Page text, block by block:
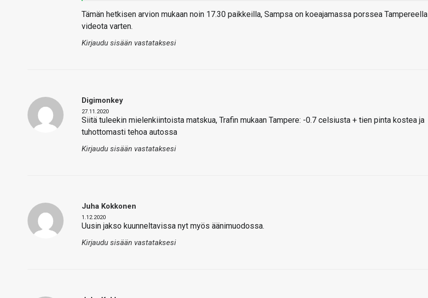
Tämän hetkisen arvion mukaan noin 17.30 paikkeilla, Sampsa on koeajamassa porssea Tampereella
videota varten.
Kirjaudu sisään vastataksesi
Digimonkey
27.11.2020
Siitä tuleekin mielenkiintoista matskua, Trafin mukaan Tampere: -0.7 celsiusta + tien pinta kostea ja
tuhottomasti tehoa autossa
Kirjaudu sisään vastataksesi
Juha Kokkonen
1.12.2020
Uusin jakso kuunneltavissa nyt myös äänimuodossa.
Kirjaudu sisään vastataksesi